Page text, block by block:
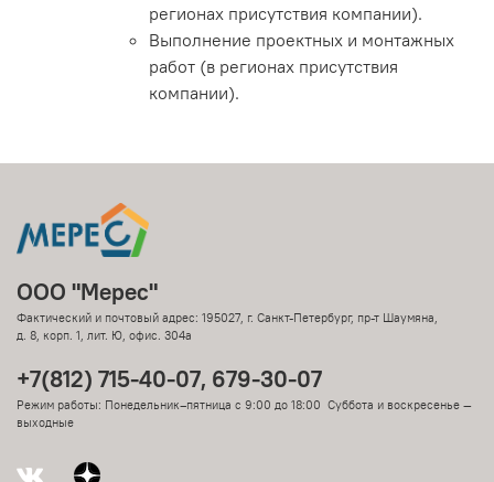
регионах присутствия компании).
Выполнение проектных и монтажных
работ (в регионах присутствия
компании).
ООО "Мерес"
Фактический и почтовый адрес: 195027, г. Санкт-Петербург, пр-т Шаумяна,
д. 8, корп. 1, лит. Ю, офис. 304а
+7(812) 715-40-07, 679-30-07
Режим работы: Понедельник–пятница с 9:00 до 18:00 Суббота и воскресенье —
выходные